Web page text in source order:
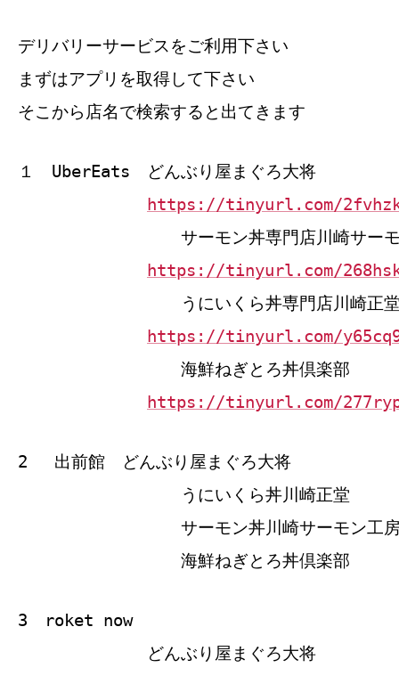
デリバリーサービスをご利用下さい
まずはアプリを取得して下さい
そこから店名で検索すると出てきます
１ UberEats どんぶり屋まぐろ大将
https://tinyurl.com/
サーモン丼専門店川崎サー
https://tinyurl.com/
うにいくら丼専門店川崎正
https://tinyurl.com/
海鮮ねぎとろ丼倶楽部
https://tinyurl.com/
2 出前館 どんぶり屋まぐろ大将
うにいくら丼川崎正堂
サーモン丼川崎サーモン工
海鮮ねぎとろ丼倶楽部
3 roket now
どんぶり屋まぐろ大将